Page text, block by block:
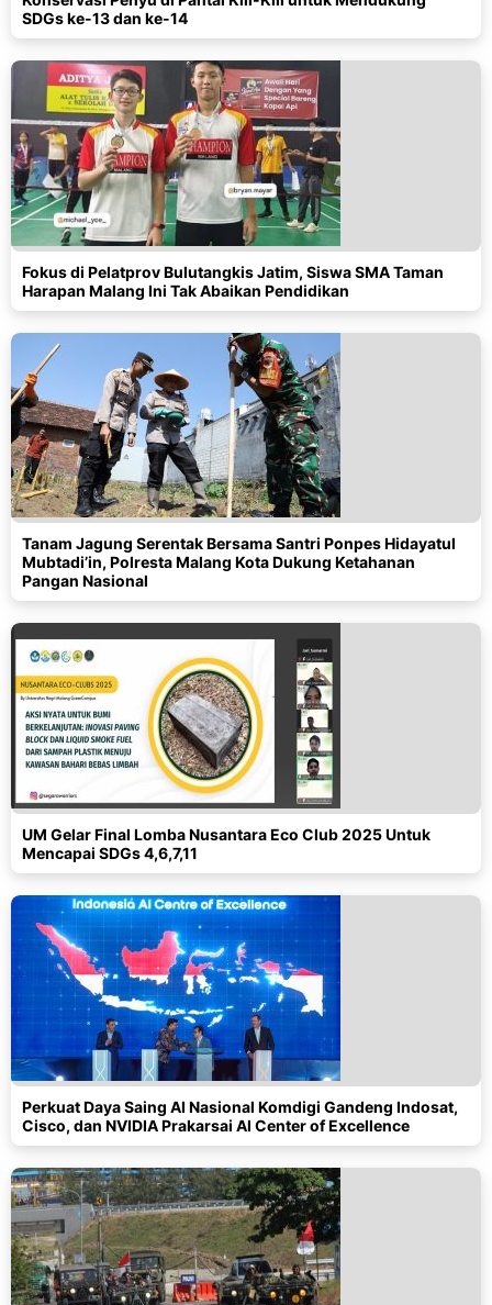
SDGs ke-13 dan ke-14
Fokus di Pelatprov Bulutangkis Jatim, Siswa SMA Taman
Harapan Malang Ini Tak Abaikan Pendidikan
Tanam Jagung Serentak Bersama Santri Ponpes Hidayatul
Mubtadi’in, Polresta Malang Kota Dukung Ketahanan
Pangan Nasional
UM Gelar Final Lomba Nusantara Eco Club 2025 Untuk
Mencapai SDGs 4,6,7,11
Perkuat Daya Saing AI Nasional Komdigi Gandeng Indosat,
Cisco, dan NVIDIA Prakarsai AI Center of Excellence